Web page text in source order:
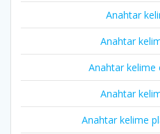
Anahtar
Anahtar
Anahtar kelime
Anahtar
Anahtar kelime